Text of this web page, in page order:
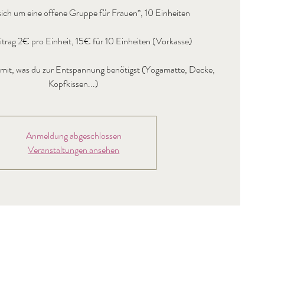
um eine offene Gruppe für Frauen*, 10 Einheiten
2€ pro Einheit, 15€ für 10 Einheiten (Vorkasse)
was du zur Entspannung benötigst (Yogamatte, Decke,
Kopfkissen...)
Anmeldung abgeschlossen
Veranstaltungen ansehen